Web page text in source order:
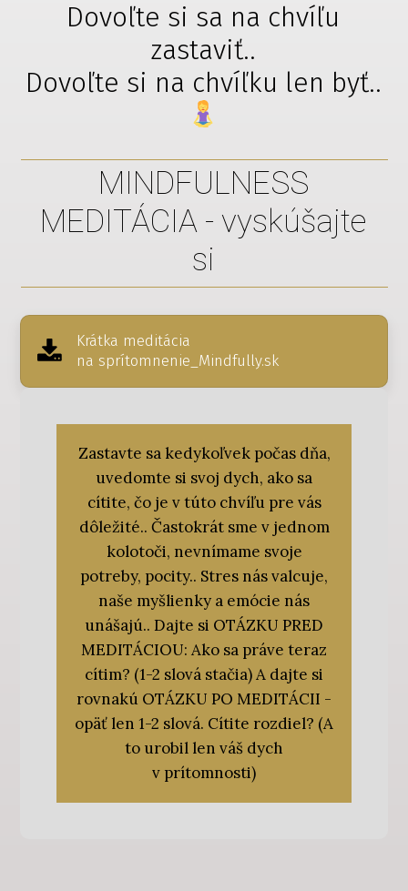
Dovoľte si sa na chvíľu
zastaviť..
Dovoľte si na chvíľku len byť..
MINDFULNESS
MEDITÁCIA - vyskúšajte
si
Krátka meditácia
na sprítomnenie_Mindfully.sk
Zastavte sa kedykoľvek počas dňa,
uvedomte si svoj dych, ako sa
cítite, čo je v túto chvíľu pre vás
dôležité.. Častokrát sme v jednom
kolotoči, nevnímame svoje
potreby, pocity.. Stres nás valcuje,
naše myšlienky a emócie nás
unášajú.. Dajte si OTÁZKU PRED
MEDITÁCIOU: Ako sa práve teraz
cítim? (1-2 slová stačia) A dajte si
rovnakú OTÁZKU PO MEDITÁCII -
opäť len 1-2 slová. Cítite rozdiel? (A
to urobil len váš dych
v prítomnosti)